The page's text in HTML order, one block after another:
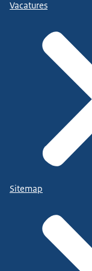
Vacatures
Sitemap